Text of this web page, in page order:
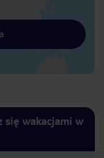
się wakacjami w